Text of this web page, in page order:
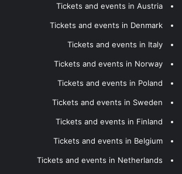
Tickets and events in Austria
Tickets and events in Denmark
Tickets and events in Italy
Tickets and events in Norway
Tickets and events in Poland
Tickets and events in Sweden
Tickets and events in Finland
Tickets and events in Belgium
Tickets and events in Netherlands